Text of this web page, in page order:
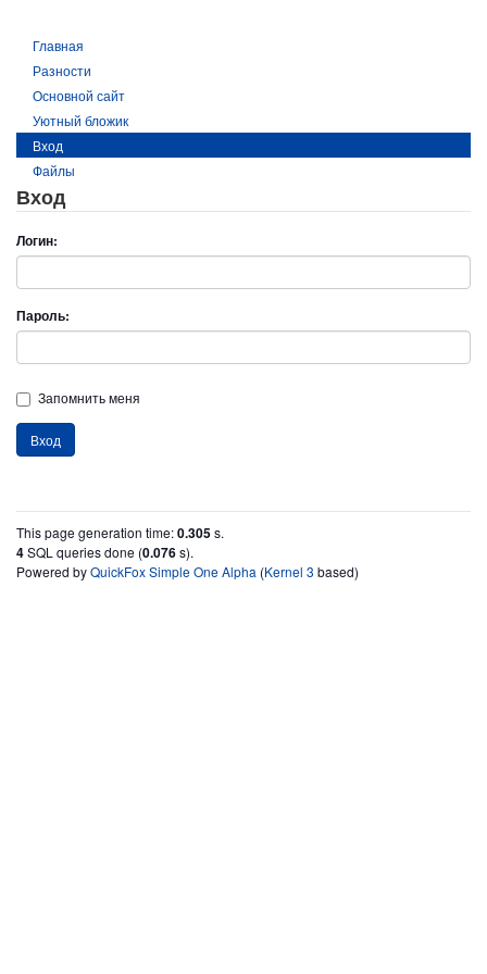
Главная
Разности
Основной сайт
Уютный бложик
Вход
Файлы
Вход
Логин:
Пароль:
Запомнить меня
Вход
This page generation time:0.305s.
4SQL queries done (0.076s).
Powered byQuickFox Simple One Alpha (Kernel 3 based)